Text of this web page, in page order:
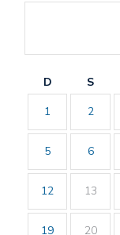
D S
1
2
5 6
12 13
19 20